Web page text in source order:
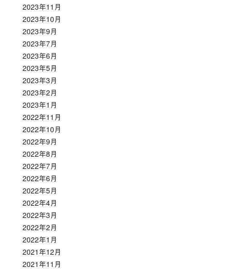
2023年11月
2023年10月
2023年9月
2023年7月
2023年6月
2023年5月
2023年3月
2023年2月
2023年1月
2022年11月
2022年10月
2022年9月
2022年8月
2022年7月
2022年6月
2022年5月
2022年4月
2022年3月
2022年2月
2022年1月
2021年12月
2021年11月